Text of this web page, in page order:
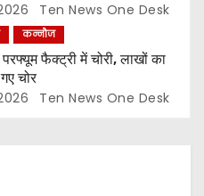
Ten News One Desk
कन्नौज
फैक्ट्री में चोरी, लाखों का
चोर
Ten News One Desk